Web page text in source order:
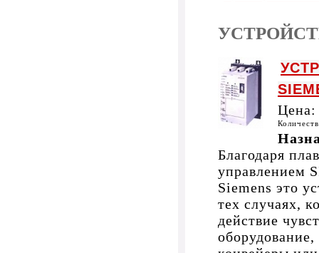
Благодаря
управлением
Siemens это
тех случаях,
действие